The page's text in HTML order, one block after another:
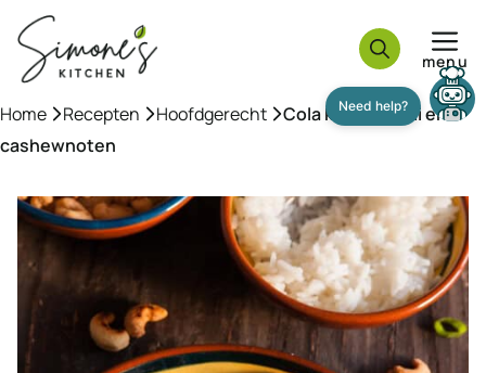
naar
inhoud
menu
Home »Recepten »Hoofdgerecht »Cola kip met chili en
cashewnoten